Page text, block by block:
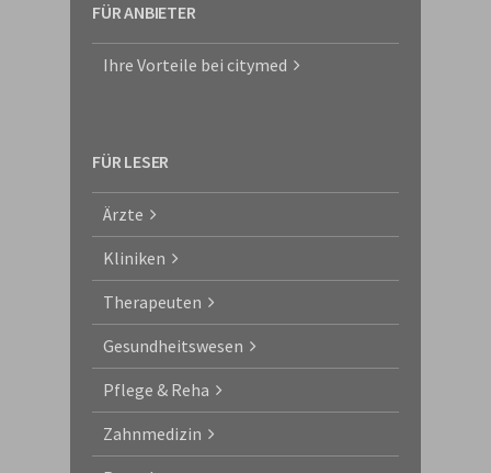
FÜR ANBIETER
Ihre Vorteile bei citymed
FÜR LESER
Ärzte
Kliniken
Therapeuten
Gesundheitswesen
Pflege & Reha
Zahnmedizin